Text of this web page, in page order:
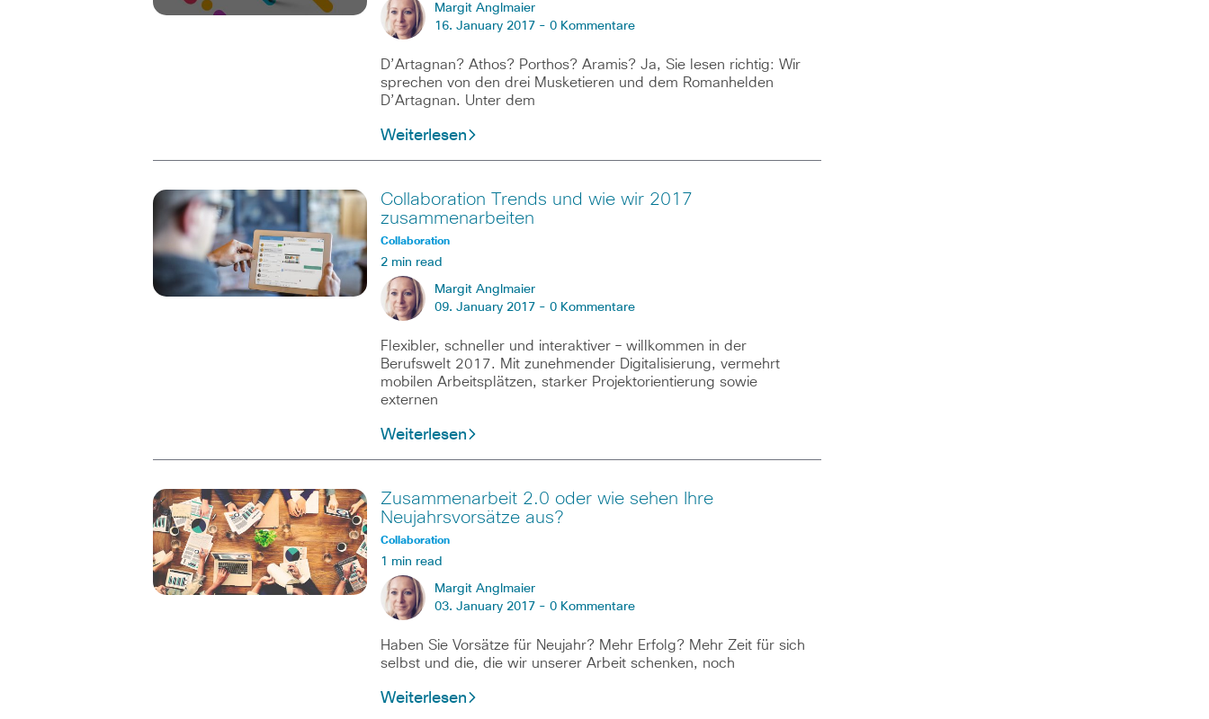
Margit Anglmaier
16. January 2017 - 0 Kommentare
D’Artagnan? Athos? Porthos? Aramis? Ja, Sie lesen richtig: Wir
sprechen von den drei Musketieren und dem Romanhelden
D’Artagnan. Unter dem
Weiterlesen
Collaboration Trends und wie wir 2017
zusammenarbeiten
Collaboration
2 min read
Margit Anglmaier
09. January 2017 - 0 Kommentare
Flexibler, schneller und interaktiver – willkommen in der
Berufswelt 2017. Mit zunehmender Digitalisierung, vermehrt
mobilen Arbeitsplätzen, starker Projektorientierung sowie
externen
Weiterlesen
Zusammenarbeit 2.0 oder wie sehen Ihre
Neujahrsvorsätze aus?
Collaboration
1 min read
Margit Anglmaier
03. January 2017 - 0 Kommentare
Haben Sie Vorsätze für Neujahr? Mehr Erfolg? Mehr Zeit für sich
selbst und die, die wir unserer Arbeit schenken, noch
Weiterlesen